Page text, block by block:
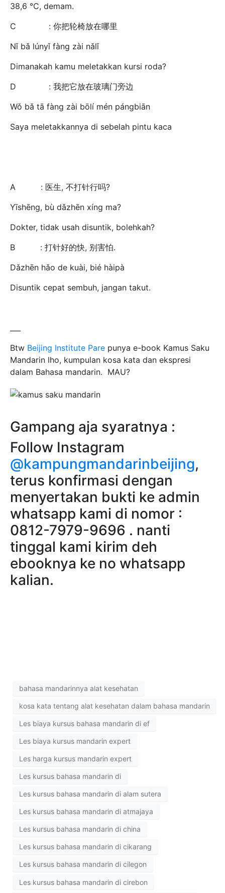
38,6 °C, demam.
C : 你把轮椅放在哪里
Nǐ bǎ lúnyǐ fàng zài nǎlǐ
Dimanakah kamu meletakkan kursi roda?
D : 我把它放在玻璃门旁边
Wǒ bǎ tā fàng zài bōlí mén pángbiān
Saya meletakkannya di sebelah pintu kaca
A : 医生, 不打针行吗?
Yīshēng, bù dǎzhēn xíng ma?
Dokter, tidak usah disuntik, bolehkah?
B : 打针好的快, 别害怕.
Dǎzhēn hǎo de kuài, bié hàipà
Disuntik cepat sembuh, jangan takut.
Btw Beijing Institute Pare punya e-book Kamus Saku
Mandarin lho, kumpulan kosa kata dan ekspresi
dalam Bahasa mandarin. MAU?
Gampang aja syaratnya :
Follow Instagram
@kampungmandarinbeijing,
terus konfirmasi dengan
menyertakan bukti ke admin
whatsapp kami di nomor :
0812-7979-9696 . nanti
tinggal kami kirim deh
ebooknya ke no whatsapp
kalian.
bahasa mandarinnya alat kesehatan
kosa kata tentang alat kesehatan dalam bahasa mandarin
Les biaya kursus bahasa mandarin di ef
Les biaya kursus mandarin expert
Les harga kursus mandarin expert
Les kursus bahasa mandarin di
Les kursus bahasa mandarin di alam sutera
Les kursus bahasa mandarin di atmajaya
Les kursus bahasa mandarin di china
Les kursus bahasa mandarin di cikarang
Les kursus bahasa mandarin di cilegon
Les kursus bahasa mandarin di cirebon